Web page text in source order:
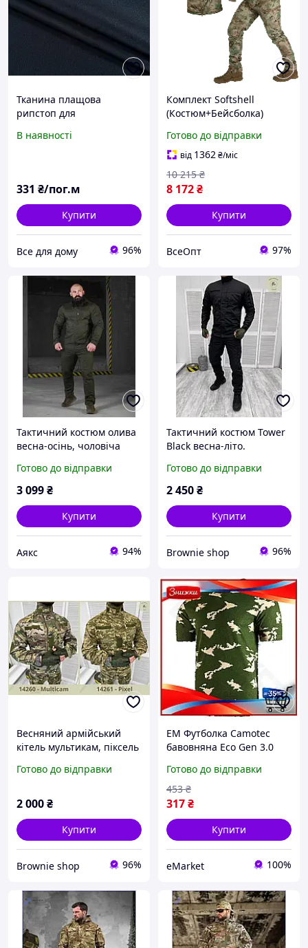
Тканина плащова
рипстоп для
форми курток верхнього
В наявності
331 ₴/пог.м
Купити
Все для дому 96%
Комплект Softshell
(Костюм+Бейсболка)
Військова форма,
Тактичний одяг, 3-й
захисний шар
Готово до відправки
від 1362₴/міс
8 172₴
10 215 ₴
Купити
ВсеОпт 97%
Тактичний костюм олива
весна-осінь, чоловіча
армійський одяг для
військових зсу
Готово до відправки
3 099₴
Купити
Аякс 94%
Тактичний костюм Tower
Black весна-літо.
Армійський одяг (арт.
14255)
Готово до відправки
2 450₴
Купити
Brownie shop 96%
Весняний армійський
кітель мультикам, піксель
Військовий одяг (арт.
Готово до відправки
2 000₴
Купити
Brownie shop 96%
EM Футболка Camotec
бавовняна Eco Gen 3.0
літа військова форма
охоронна одяг MAR_K
Готово до відправки
317₴
453 ₴
Купити
eMarket 100%